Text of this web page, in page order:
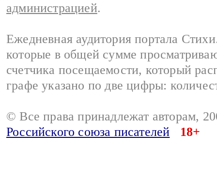
администрацией.
Ежедневная аудитория портала
которые в общей сумме
счетчика посещаемости, который
графе указано по две цифры:
© Все права принадлежат авторам,
Российского союза писателей
18+